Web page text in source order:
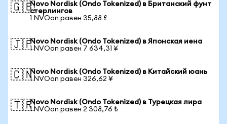
🇬🇧Novo Nordisk (Ondo Tokenized) в Британский фунт
стерлингов
1 NVOon равен 35,88 £
🇯🇵Novo Nordisk (Ondo Tokenized) в Японская иена
1 NVOon равен 7 634,31 ¥
🇨🇳Novo Nordisk (Ondo Tokenized) в Китайский юань
1 NVOon равен 326,62 ¥
🇹🇷Novo Nordisk (Ondo Tokenized) в Турецкая лира
1 NVOon равен 2 308,76 ₺